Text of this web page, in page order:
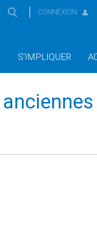
CONNEXION
S'IMPLIQUER